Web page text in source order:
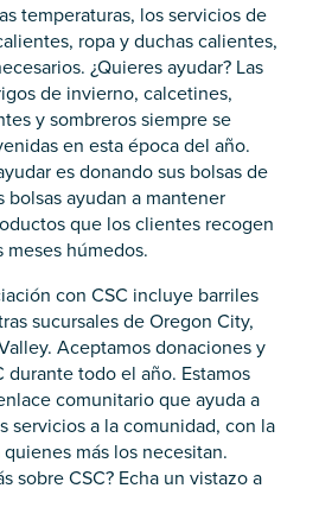
temperaturas, los servicios de
ropa y duchas calientes,
¿Quieres ayudar? Las
de invierno, calcetines,
y sombreros siempre se
en esta época del año.
es donando sus bolsas de
bolsas ayudan a mantener
que los clientes recogen
meses húmedos.
con CSC incluye barriles
sucursales de Oregon City,
Aceptamos donaciones y
durante todo el año. Estamos
comunitario que ayuda a
servicios a la comunidad, con la
más los necesitan.
sobre CSC? Echa un vistazo a